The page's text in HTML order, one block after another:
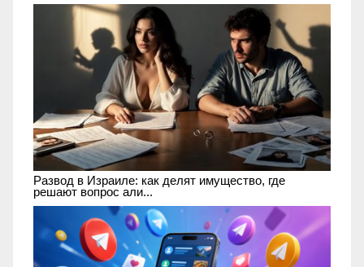
Развод в Израиле: как делят имущество, где
решают вопрос али...